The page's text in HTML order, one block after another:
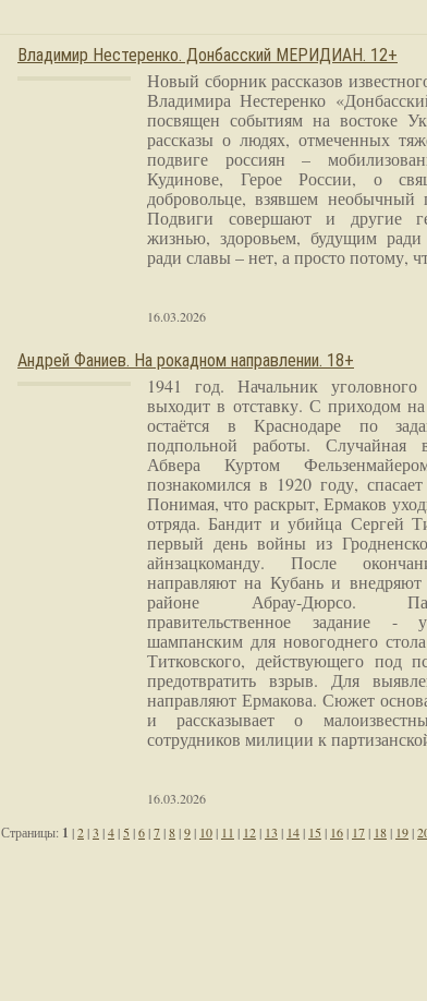
Владимир Нестеренко. Донбасский МЕРИДИАН. 12+
Новый сборник рассказов
Владимира Нестеренко
посвящен событиям на востоке
рассказы о людях, отмеченных
подвиге россиян –
Кудинове, Герое России, о
добровольце, взявшем необычный
Подвиги совершают и другие
жизнью, здоровьем, будущим
ради славы – нет, а просто потому,
16.03.2026
Андрей Фаниев. На рокадном направлении. 18+
1941 год. Начальник
выходит в отставку. С приходом
остаётся в Краснодаре по
подпольной работы. Случайная
Абвера Куртом
познакомился в 1920 году,
Понимая, что раскрыт, Ермаков
отряда. Бандит и убийца Сергей
первый день войны из
айнзацкоманду. После
направляют на Кубань и внедряют
районе Абрау-Дюрсо.
правительственное задание
шампанским для новогоднего стола
Титковского, действующего под
предотвратить взрыв. Для
направляют Ермакова. Сюжет
и рассказывает о
сотрудников милиции к
16.03.2026
Страницы: 1 |2|3 |4| 5 |6|7|8|9| 10| 11 | 12| 13 | 14| 15 | 16| 17| 18| 19|